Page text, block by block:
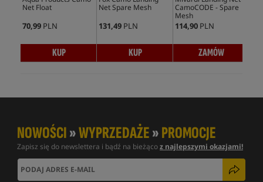
Net Float
70,99 PLN
KUP
Net Spare Mesh
131,49 PLN
KUP
CamoCODE - Spare
Mesh
114,90 PLN
ZAMÓW
NOWOŚCI»WYPRZEDAŻE»PROMOCJE
Zapisz się do newslettera i bądź na bieżącoz najlepszymi okazjami!